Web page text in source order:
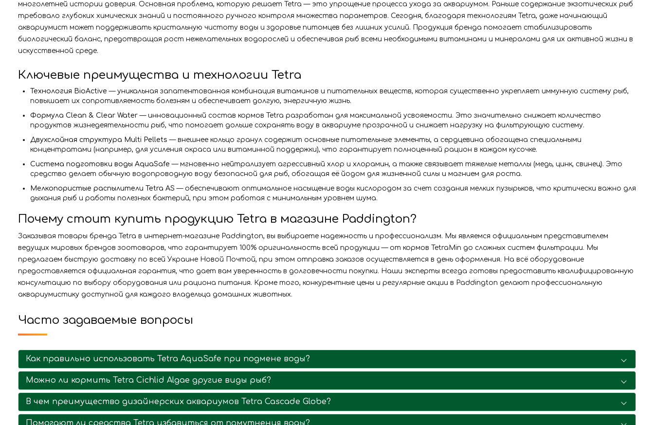
многолетней истории доверия. Основная проблема, которую решает Tetra — это упрощение процесса ухода за аквариумом. Раньше содержание экзотических рыб
требовало глубоких химических знаний и постоянного ручного контроля множества параметров. Сегодня, благодаря технологиям Tetra, даже начинающий
аквариумист может поддерживать кристальную чистоту воды и здоровье питомцев без лишних усилий. Продукция бренда помогает стабилизировать
биологический баланс, предотвращая рост нежелательных водорослей и обеспечивая рыб всеми необходимыми витаминами и минералами для их активной жизни в
искусственной среде.
Ключевые преимущества и технологии Tetra
Технология BioActive — уникальная запатентованная комбинация витаминов и питательных веществ, которая существенно укрепляет иммунную систему рыб,
повышает их сопротивляемость болезням и обеспечивает долгую, энергичную жизнь.
Формула Clean & Clear Water — инновационный состав кормов Tetra разработан для максимальной усвояемости. Это значительно снижает количество
продуктов жизнедеятельности рыб, что помогает дольше сохранять воду в аквариуме прозрачной и снижает нагрузку на фильтрующую систему.
Двухслойная структура Multi Pellets — внешнее кольцо гранул содержит основные питательные элементы, а сердцевина обогащена специальными
концентратами (например, для усиления окраса или витаминной поддержки), что гарантирует полноценный рацион в каждом кусочке.
Система подготовки воды AquaSafe — мгновенно нейтрализует агрессивный хлор и хлорамин, а также связывает тяжелые металлы (медь, цинк, свинец). Это
средство делает обычную водопроводную воду безопасной для рыб, обогащая её йодом для жизненной силы и магнием для роста.
Мелкопористые распылители Tetra AS — обеспечивают оптимальное насыщение воды кислородом за счет создания мелких пузырьков, что критически важно для
дыхания рыб и работы полезных бактерий, при этом работая с минимальным уровнем шума.
Почему стоит купить продукцию Tetra в магазине Paddington?
Заказывая товары бренда Tetra в интернет-магазине Paddington, вы выбираете надежность и профессионализм. Мы являемся официальным представителем
ведущих мировых брендов зоотоваров, что гарантирует 100% оригинальность всей продукции — от кормов TetraMin до сложных систем фильтрации. Мы
предлагаем быструю доставку по всей Украине Новой Почтой, при этом отправка заказов осуществляется в день оформления. На всё оборудование
предоставляется официальная гарантия, что дает вам уверенность в долговечности покупки. Наши эксперты всегда готовы предоставить квалифицированную
консультацию по выбору оборудования или рациона питания. Кроме того, конкурентные цены и регулярные акции в Paddington делают профессиональную
аквариумистику доступной для каждого владельца домашних животных.
Часто задаваемые вопросы
Как правильно использовать Tetra AquaSafe при подмене воды?
Можно ли кормить Tetra Cichlid Algae другие виды рыб?
В чем преимущество дизайнерских аквариумов Tetra Cascade Globe?
Помогают ли средства Tetra избавиться от помутнения воды?